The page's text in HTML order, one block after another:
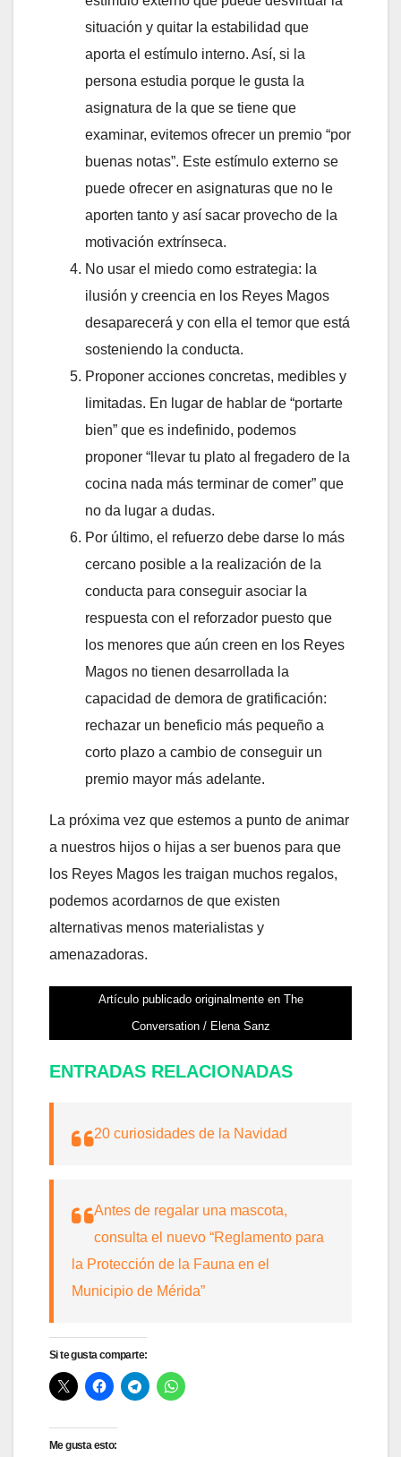
situación y quitar la estabilidad que
aporta el estímulo interno. Así, si la
persona estudia porque le gusta la
asignatura de la que se tiene que
examinar, evitemos ofrecer un premio “por
buenas notas”. Este estímulo externo se
puede ofrecer en asignaturas que no le
aporten tanto y así sacar provecho de la
motivación extrínseca.
No usar el miedo como estrategia: la
ilusión y creencia en los Reyes Magos
desaparecerá y con ella el temor que está
sosteniendo la conducta.
Proponer acciones concretas, medibles y
limitadas. En lugar de hablar de “portarte
bien” que es indefinido, podemos
proponer “llevar tu plato al fregadero de la
cocina nada más terminar de comer” que
no da lugar a dudas.
Por último, el refuerzo debe darse lo más
cercano posible a la realización de la
conducta para conseguir asociar la
respuesta con el reforzador puesto que
los menores que aún creen en los Reyes
Magos no tienen desarrollada la
capacidad de demora de gratificación:
rechazar un beneficio más pequeño a
corto plazo a cambio de conseguir un
premio mayor más adelante.
La próxima vez que estemos a punto de animar
a nuestros hijos o hijas a ser buenos para que
los Reyes Magos les traigan muchos regalos,
podemos acordarnos de que existen
alternativas menos materialistas y
amenazadoras.
Artículo publicado originalmente en The
Conversation / Elena Sanz
ENTRADAS RELACIONADAS
20 curiosidades de la Navidad
Antes de regalar una mascota,
consulta el nuevo “Reglamento para
la Protección de la Fauna en el
Municipio de Mérida”
Si te gusta comparte:
Me gusta esto: